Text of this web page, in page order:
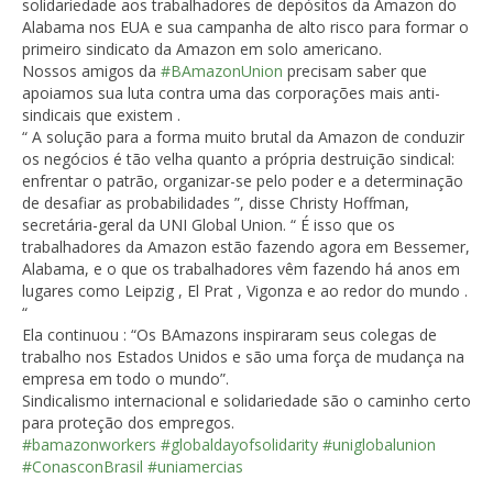
solidariedade aos trabalhadores de depósitos da Amazon do
Alabama nos EUA e sua campanha de alto risco para formar o
primeiro sindicato da Amazon em solo americano.
Nossos amigos da #BAmazonUnion precisam saber que
apoiamos sua luta contra uma das corporações mais anti-
sindicais que existem .
“ A solução para a forma muito brutal da Amazon de conduzir
os negócios é tão velha quanto a própria destruição sindical:
enfrentar o patrão, organizar-se pelo poder e a determinação
de desafiar as probabilidades ”, disse Christy Hoffman,
secretária-geral da UNI Global Union. “ É isso que os
trabalhadores da Amazon estão fazendo agora em Bessemer,
Alabama, e o que os trabalhadores vêm fazendo há anos em
lugares como Leipzig , El Prat , Vigonza e ao redor do mundo .
“
Ela continuou : “Os BAmazons inspiraram seus colegas de
trabalho nos Estados Unidos e são uma força de mudança na
empresa em todo o mundo”.
Sindicalismo internacional e solidariedade são o caminho certo
para proteção dos empregos.
#bamazonworkers #globaldayofsolidarity #uniglobalunion
#ConasconBrasil #uniamercias